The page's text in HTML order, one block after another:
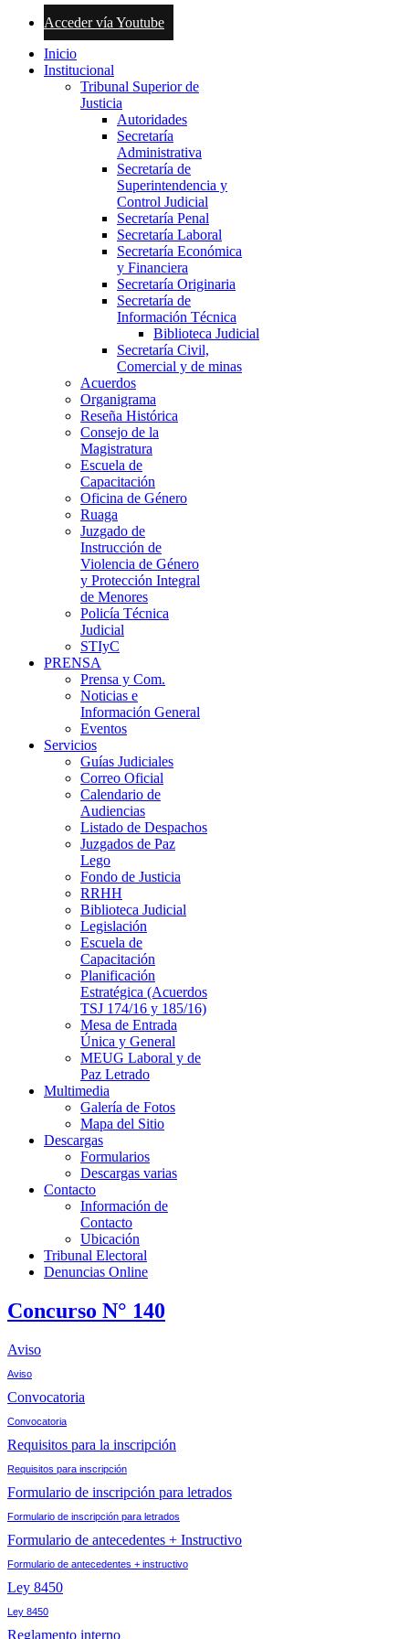
Acceder vía Youtube
Inicio
Institucional
Tribunal Superior de
Justicia
Autoridades
Secretaría
Administrativa
Secretaría de
Superintendencia y
Control Judicial
Secretaría Penal
Secretaría Laboral
Secretaría Económica
y Financiera
Secretaría Originaria
Secretaría de
Información Técnica
Biblioteca Judicial
Secretaría Civil,
Comercial y de minas
Acuerdos
Organigrama
Reseña Histórica
Consejo de la
Magistratura
Escuela de
Capacitación
Oficina de Género
Ruaga
Juzgado de
Instrucción de
Violencia de Género
y Protección Integral
de Menores
Policía Técnica
Judicial
STIyC
PRENSA
Prensa y Com.
Noticias e
Información General
Eventos
Servicios
Guías Judiciales
Correo Oficial
Calendario de
Audiencias
Listado de Despachos
Juzgados de Paz
Lego
Fondo de Justicia
RRHH
Biblioteca Judicial
Legislación
Escuela de
Capacitación
Planificación
Estratégica (Acuerdos
TSJ 174/16 y 185/16)
Mesa de Entrada
Única y General
MEUG Laboral y de
Paz Letrado
Multimedia
Galería de Fotos
Mapa del Sitio
Descargas
Formularios
Descargas varias
Contacto
Información de
Contacto
Ubicación
Tribunal Electoral
Denuncias Online
Concurso N° 140
Aviso
Aviso
Convocatoria
Convocatoria
Requisitos para la inscripción
Requisitos para inscripción
Formulario de inscripción para letrados
Formulario de inscripción para letrados
Formulario de antecedentes + Instructivo
Formulario de antecedentes + instructivo
Ley 8450
Ley 8450
Reglamento interno